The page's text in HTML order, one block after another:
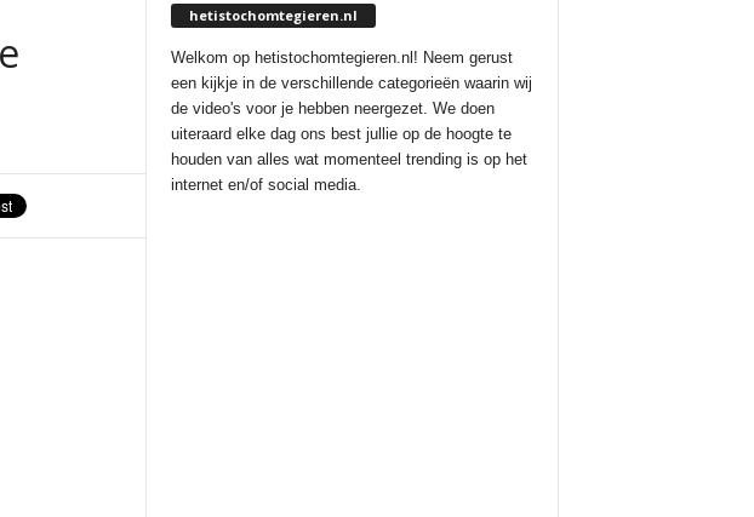
hetistochomtegieren.nl
Welkom op hetistochomtegieren.nl! Neem gerust
een kijkje in de verschillende categorieën waarin wij
de video's voor je hebben neergezet. We doen
uiteraard elke dag ons best jullie op de hoogte te
houden van alles wat momenteel trending is op het
internet en/of social media.